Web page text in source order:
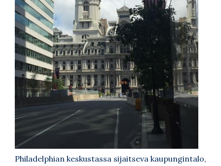
Philadelphian keskustassa sijaitseva kaupungintalo,